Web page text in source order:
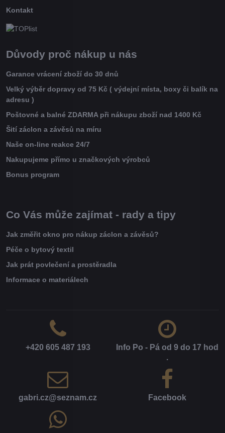
Kontakt
Důvody proč nákup u nás
Garance vrácení zboží do 30 dnů
Velký výběr dopravy od 75 Kč ( výdejní místa, boxy či balík na
adresu )
Poštovné a balné ZDARMA při nákupu zboží nad 1400 Kč
Šití záclon a závěsů na míru
Naše on-line reakce 24/7
Nakupujeme přímo u značkových výrobců
Bonus program
Co Vás může zajímat - rady a tipy
Jak změřit okno pro nákup záclon a závěsů?
Péče o bytový textil
Jak prát povlečení a prostěradla
Informace o materiálech
+420 605 487 193
Info Po - Pá od 9 do 17 hod​
.
gabri​.cz​@seznam​.cz Facebook